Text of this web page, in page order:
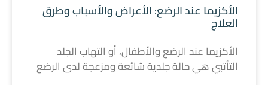
الأكزيما عند الرضع: الأعراض والأسباب وطرق
العلاج
الأكزيما عند الرضع والأطفال، أو التهاب الجلد
التأتبي هي حالة جلدية شائعة ومزعجة لدى الرضع